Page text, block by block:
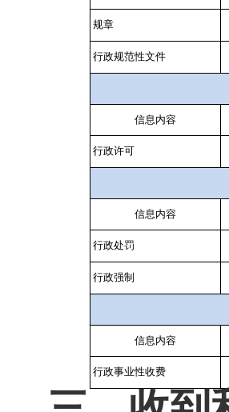
规章
行政规范性文件
信息内容
行政许可
信息内容
行政处罚
行政强制
信息内容
行政事业性收费